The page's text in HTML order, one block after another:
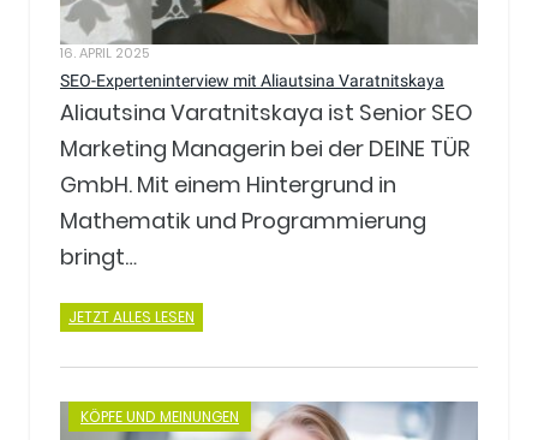
16. APRIL 2025
SEO-Experteninterview mit Aliautsina Varatnitskaya
Aliautsina Varatnitskaya ist Senior SEO
Marketing Managerin bei der DEINE TÜR
GmbH. Mit einem Hintergrund in
Mathematik und Programmierung
bringt…
JETZT ALLES LESEN
KÖPFE UND MEINUNGEN